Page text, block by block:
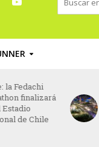
la Fedachi
finalizará
Estadio
de Chile